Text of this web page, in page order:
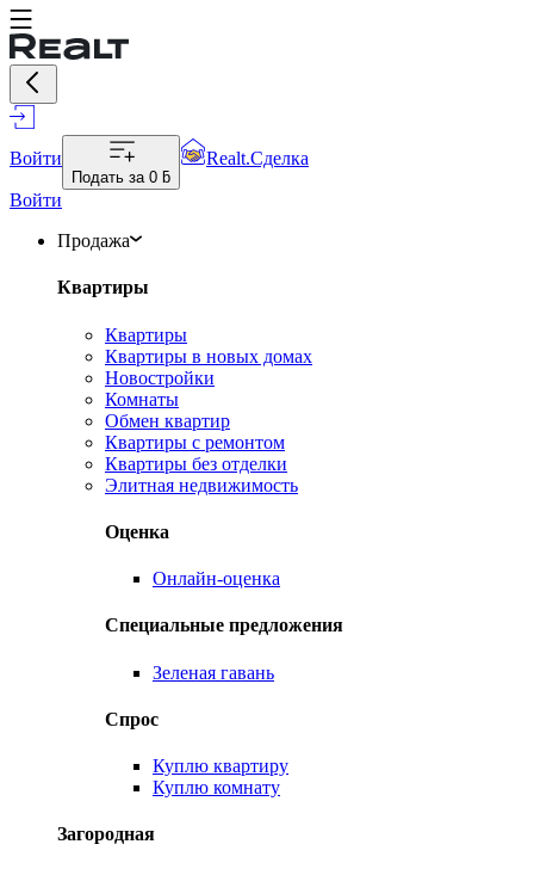
Войти
Подать за 0 ƃ
Realt.Сделка
Войти
Продажа
Квартиры
Квартиры
Квартиры в новых домах
Новостройки
Комнаты
Обмен квартир
Квартиры с ремонтом
Квартиры без отделки
Элитная недвижимость
Оценка
Онлайн-оценка
Специальные предложения
Зеленая гавань
Спрос
Куплю квартиру
Куплю комнату
Загородная